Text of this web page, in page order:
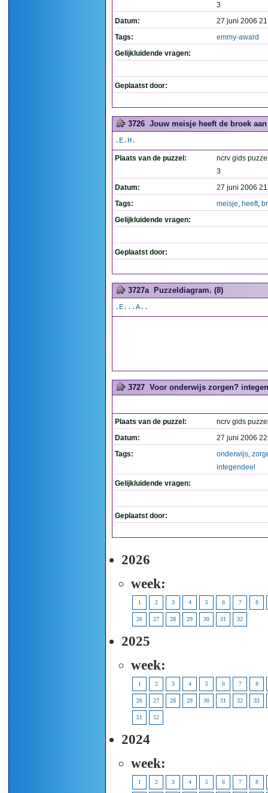
3
Datum:
27 juni 2006
Tags:
emmy-award
Gelijkluidende vragen:
Geplaatst door:
3726 Jouw meisje heeft de broek aan
.E.H.
Plaats van de puzzel:
ncrv gids
3
Datum:
27 juni 2006
Tags:
meisje, heeft,
Gelijkluidende vragen:
Geplaatst door:
3727a Puzzeldiagram. (8)
.E...A..
3727 Voor onderwijs zorgen?
Plaats van de puzzel:
ncrv gids
Datum:
27 juni 2006
Tags:
onderwijs,
integendeel
Gelijkluidende vragen:
Geplaatst door:
2026
week:
1 2 3 4 5 6 7 8
26 27 28 29 30 31 32
2025
week:
1 2 3 4 5 6 7 8
26 27 28 29 30 31 32 33
51 52
2024
week:
1 2 3 4 5 6 7 8